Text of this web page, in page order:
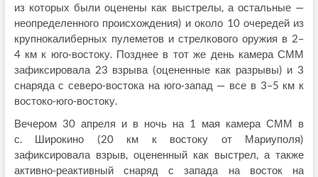
из которых были оценены как выстрелы, а остальные —
неопределенного происхождения) и около 10 очередей из
крупнокалиберных пулеметов и стрелкового оружия в 2–
4 км к юго‑востоку. Позднее в тот же день камера СММ
зафиксировала 23 взрыва (оцененные как разрывы) и 3
снаряда с северо‑востока на юго‑запад — все в 3–5 км к
востоко‑юго‑востоку.
Вечером 30 апреля и в ночь на 1 мая камера СММ в
с. Широкино (20 км к востоку от Мариуполя)
зафиксировала взрыв, оцененный как выстрел, а также
активно‑реактивный снаряд с запада на восток на